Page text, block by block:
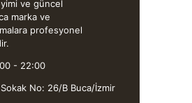
ve güncel
marka ve
profesyonel
- 22:00
No: 26/B Buca/İzmir